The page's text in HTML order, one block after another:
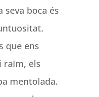
seva boca és
que ens
raïm, els
mentolada.